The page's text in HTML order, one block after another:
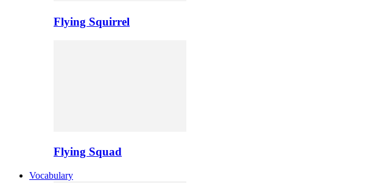
Flying Squirrel
Flying Squad
Vocabulary